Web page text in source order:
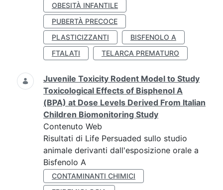
OBESITÀ INFANTILE
PUBERTÀ PRECOCE
PLASTICIZZANTI
BISFENOLO A
FTALATI
TELARCA PREMATURO
Juvenile Toxicity Rodent Model to Study
Toxicological Effects of Bisphenol A
(BPA) at Dose Levels Derived From Italian
Children Biomonitoring Study
Contenuto Web
Risultati di Life Persuaded sullo studio
animale derivanti dall'esposizione orale a
Bisfenolo A
CONTAMINANTI CHIMICI